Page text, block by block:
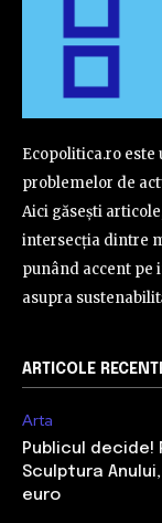
Ecopolitica.ro
problemelor de
Aici găsești
intersecția dintre
punând accent pe
asupra
ARTICOLE
Arta
Publicul decide!
Sculptura
euro